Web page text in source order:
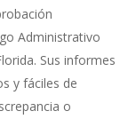
Administrativo
Sus informes
y fáciles de
o